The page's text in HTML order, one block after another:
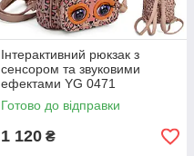
Інтерактивний рюкзак з
сенсором та звуковими
ефектами YG 0471
Готово до відправки
1 120 ₴